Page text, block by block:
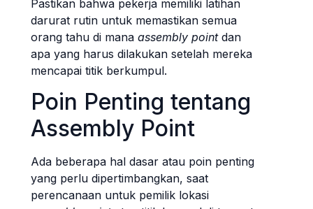
Pastikan bahwa pekerja memiliki latihan
darurat rutin untuk memastikan semua
orang tahu di mana assembly pointdan
apa yang harus dilakukan setelah mereka
mencapai titik berkumpul.
Poin Penting tentang
Assembly Point
Ada beberapa hal dasar atau poin penting
yang perlu dipertimbangkan, saat
perencanaan untuk pemilik lokasi